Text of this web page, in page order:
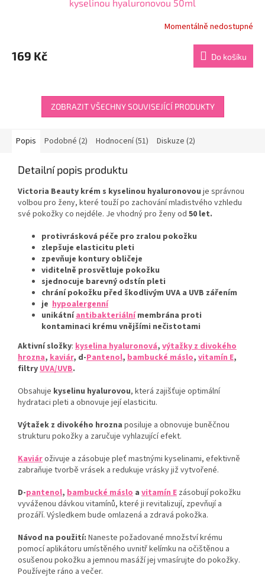
kyselinou hyaluronovou 50ml
produktu
je
Momentálně nedostupné
169 Kč Do košíku
ZOBRAZIT VŠECHNY SOUVISEJÍCÍ PRODUKTY
Popis Podobné (2) Hodnocení (51) Diskuze (2)
Detailní popis produktu
Victoria Beauty krém s kyselinou hyaluronovou je správnou
volbou pro ženy, které touží po zachování mladistvého vzhledu
své pokožky co nejdéle. Je vhodný pro ženy od 50 let.
protivrásková péče pro zralou pokožku
zlepšuje elasticitu pleti
zpevňuje kontury obličeje
viditelně prosvětluje pokožku
sjednocuje barevný odstín pleti
chrání pokožku před škodlivým UVA a UVB zářením
je hypoalergenní
unikátníantibakteriálnímembrána proti
kontaminaci krému vnějšími nečistotami
Aktivní složky: kyselina hyaluronová, výtažky z divokého
hrozna, kaviár, d-Pantenol, bambucké máslo, vitamín E,
filtry UVA/UVB.
Obsahuje kyselinu hyalurovou, která zajišťuje optimální
hydrataci pleti a obnovuje její elasticitu.
Výtažek z divokého hrozna posiluje a obnovuje buněčnou
strukturu pokožky a zaručuje vyhlazující efekt.
Kaviároživuje a zásobuje pleť mastnými kyselinami, efektivně
zabraňuje tvorbě vrásek a redukuje vrásky již vytvořené.
D-pantenol, bambucké máslo a vitamín E zásobují pokožku
vyváženou dávkou vitamínů, které ji revitalizují, zpevňují a
prozáří. Výsledkem bude omlazená a zdravá pokožka.
Návod na použití: Naneste požadované množství krému
pomocí aplikátoru umístěného uvnitř kelímku na očištěnou a
osušenou pokožku a jemnou masáží jej vmasírujte do pokožky.
Používejte ráno a večer.